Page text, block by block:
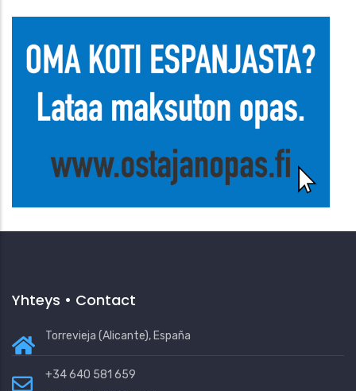
Yhteys • Contact
Torrevieja (Alicante), España
+34 640 581 659